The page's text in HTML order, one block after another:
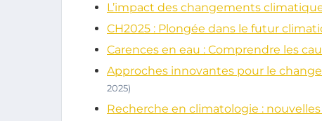
L’impact des changements
CH2025 : Plongée dans le futur
Carences en eau : Comprendre les
Approches innovantes pour le
2025)
Recherche en climatologie :